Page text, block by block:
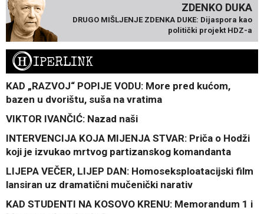
ZDENKO DUKA
DRUGO MIŠLJENJE ZDENKA DUKE: Dijaspora kao
politički projekt HDZ-a
HIPERLINK
KAD „RAZVOJ“ POPIJE VODU: More pred kućom,
bazen u dvorištu, suša na vratima
VIKTOR IVANČIĆ: Nazad naši
INTERVENCIJA KOJA MIJENJA STVAR: Priča o Hodži
koji je izvukao mrtvog partizanskog komandanta
LIJEPA VEČER, LIJEP DAN: Homoseksploatacijski film
lansiran uz dramatični mučenički narativ
KAD STUDENTI NA KOSOVO KRENU: Memorandum 1 i